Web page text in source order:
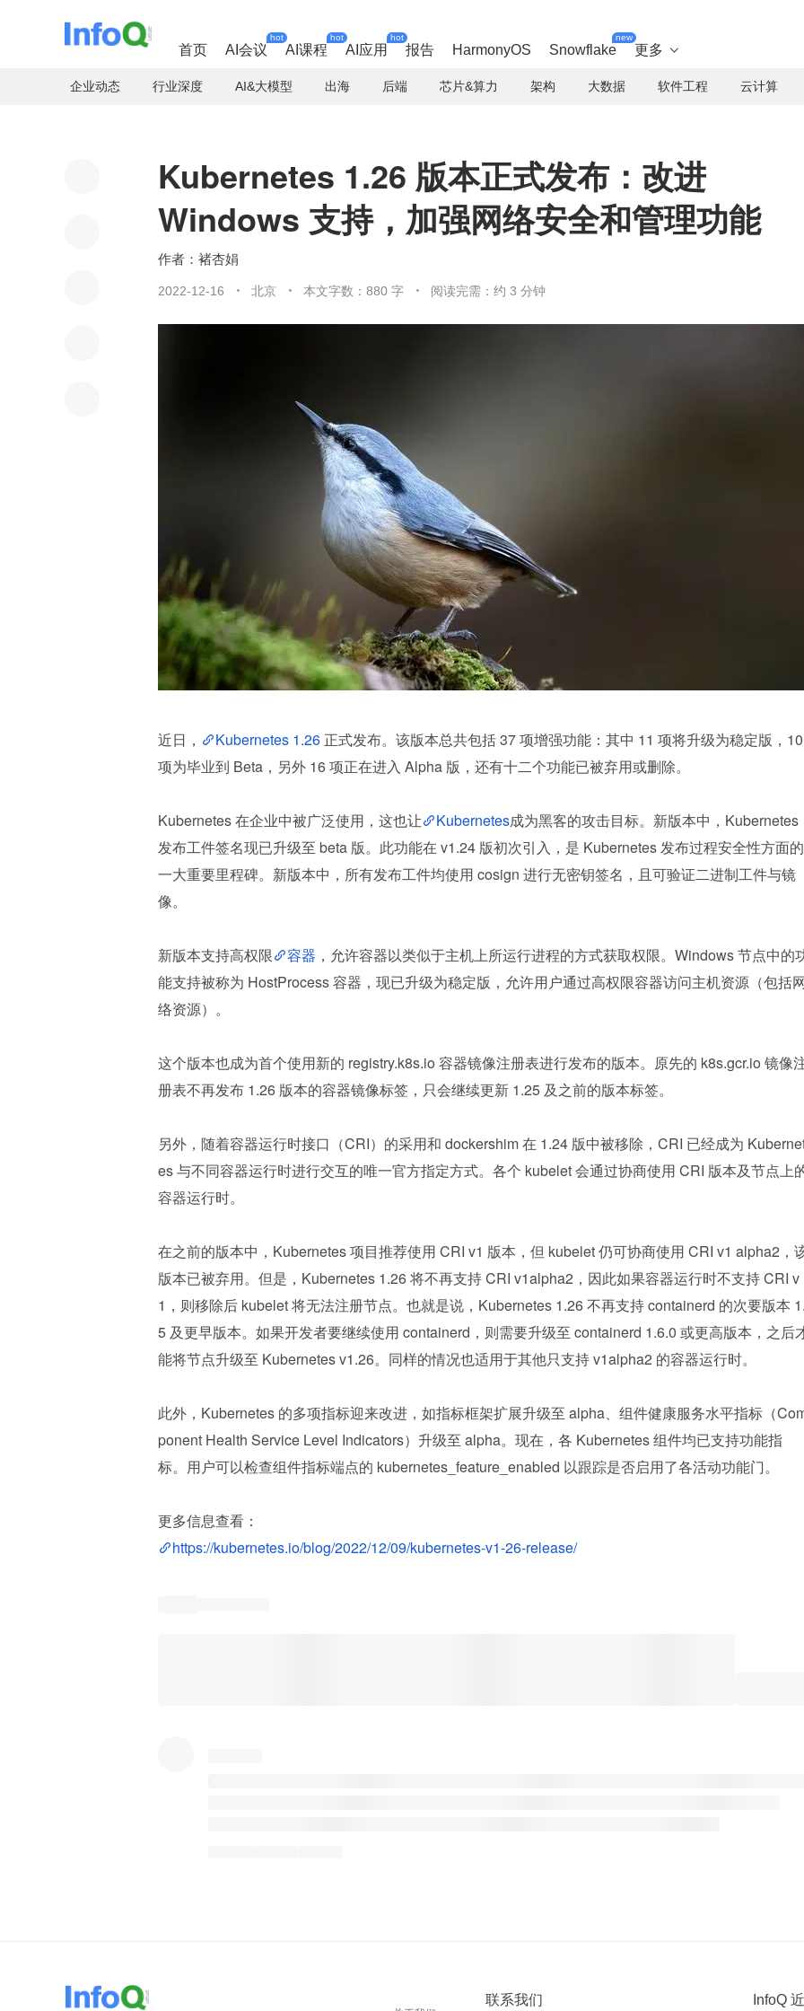
首页 AI会议
hot
AI课程
hot
AI应用
hot
报告 HarmonyOS Snowflake
new
更多 
企业动态 行业深度 AI&大模型 出海 后端 芯片&算力 架构 大数据 软件工程 云计算
Kubernetes 1.26 版本正式发布：改进
Windows 支持，加强网络安全和管理功能
褚杏娟
2022-12-16 北京 本文字数：880 字 阅读完需：约 3 分钟
近日， Kubernetes 1.26 正式发布。该版本总共包括 37 项增强功能：其中 11 项将升级为稳定版，10
项为毕业到 Beta，另外 16 项正在进入 Alpha 版，还有十二个功能已被弃用或删除。
Kubernetes 在企业中被广泛使用，这也让 Kubernetes成为黑客的攻击目标。新版本中，Kubernetes
发布工件签名现已升级至 beta 版。此功能在 v1.24 版初次引入，是 Kubernetes 发布过程安全性方面的
一大重要里程碑。新版本中，所有发布工件均使用 cosign 进行无密钥签名，且可验证二进制工件与镜
像。
新版本支持高权限 容器 ，允许容器以类似于主机上所运行进程的方式获取权限。Windows 节点中的
能支持被称为 HostProcess 容器，现已升级为稳定版，允许用户通过高权限容器访问主机资源（包括
络资源）。
这个版本也成为首个使用新的 registry.k8s.io 容器镜像注册表进行发布的版本。原先的 k8s.gcr.io 镜像
册表不再发布 1.26 版本的容器镜像标签，只会继续更新 1.25 及之前的版本标签。
另外，随着容器运行时接口（CRI）的采用和 dockershim 在 1.24 版中被移除，CRI 已经成为
es 与不同容器运行时进行交互的唯一官方指定方式。各个 kubelet 会通过协商使用 CRI 版本及节点上
容器运行时。
在之前的版本中，Kubernetes 项目推荐使用 CRI v1 版本，但 kubelet 仍可协商使用 CRI v1 alpha2，
版本已被弃用。但是，Kubernetes 1.26 将不再支持 CRI v1alpha2，因此如果容器运行时不支持 CRI v
1，则移除后 kubelet 将无法注册节点。也就是说，Kubernetes 1.26 不再支持 containerd 的次要版本 1.
5 及更早版本。如果开发者要继续使用 containerd，则需要升级至 containerd 1.6.0 或更高版本，之后
能将节点升级至 Kubernetes v1.26。同样的情况也适用于其他只支持 v1alpha2 的容器运行时。
此外，Kubernetes 的多项指标迎来改进，如指标框架扩展升级至 alpha、组件健康服务水平指标（
ponent Health Service Level Indicators）升级至 alpha。现在，各 Kubernetes 组件均已支持功能指
标。用户可以检查组件指标端点的 kubernetes_feature_enabled 以跟踪是否启用了各活动功能门。
更多信息查看：
https://kubernetes.io/blog/2022/12/09/kubernetes-v1-26-release/
联系我们 InfoQ